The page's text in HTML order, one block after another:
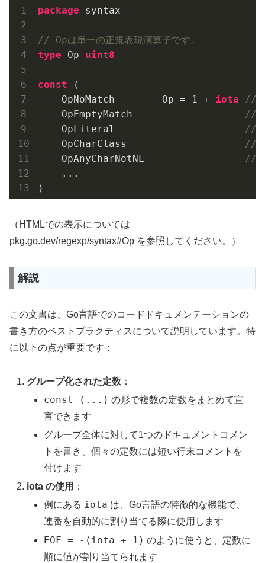
package syntax
// Opは単一の正規表現演算子です。
type Op uint8
const (
    OpNoMatch        Op =
1 + iota
//
    OpEmptyMatch
//
    OpLiteral
//
    OpCharClass
//
    OpAnyCharNotNL
//
    ...
（HTMLでの表示については
pkg.go.dev/regexp/syntax#Op を参照してください。）
解説
この文書は、Go言語でのコードドキュメンテーションの
書き方のベストプラクティスについて説明しています。特
に以下の点が重要です：
グループ化された定数 ：
const (...) の形で複数の定数をまとめて宣
言できます
グループ全体に対して1つのドキュメントコメン
トを書き、個々の定数には短い行末コメントを
付けます
iota の使用 ：
例にある iota は、Go言語の特徴的な機能で、
連番を自動的に割り当てる際に使用します
EOF = -(iota + 1) のように使うと、定数に
順に値が割り当てられます